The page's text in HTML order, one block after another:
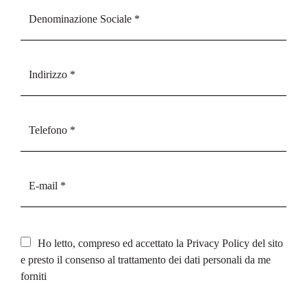
Ho letto, compreso ed accettato la Privacy Policy del sito
e presto il consenso al trattamento dei dati personali da me
forniti